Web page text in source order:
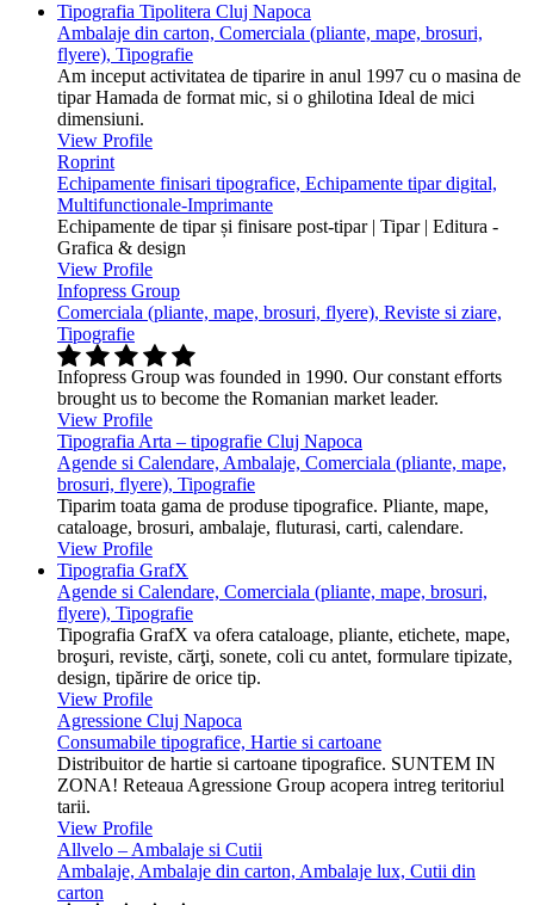
Tipografia Tipolitera Cluj Napoca
Ambalaje din carton, Comerciala (pliante, mape, brosuri,
flyere), Tipografie
Am inceput activitatea de tiparire in anul 1997 cu o masina de
tipar Hamada de format mic, si o ghilotina Ideal de mici
dimensiuni.
View Profile
Roprint
Echipamente finisari tipografice, Echipamente tipar digital,
Multifunctionale-Imprimante
Echipamente de tipar și finisare post-tipar | Tipar | Editura -
Grafica & design
View Profile
Infopress Group
Comerciala (pliante, mape, brosuri, flyere), Reviste si ziare,
Tipografie
Infopress Group was founded in 1990. Our constant efforts
brought us to become the Romanian market leader.
View Profile
Tipografia Arta – tipografie Cluj Napoca
Agende si Calendare, Ambalaje, Comerciala (pliante, mape,
brosuri, flyere), Tipografie
Tiparim toata gama de produse tipografice. Pliante, mape,
cataloage, brosuri, ambalaje, fluturasi, carti, calendare.
View Profile
Tipografia GrafX
Agende si Calendare, Comerciala (pliante, mape, brosuri,
flyere), Tipografie
Tipografia GrafX va ofera cataloage, pliante, etichete, mape,
broşuri, reviste, cărţi, sonete, coli cu antet, formulare tipizate,
design, tipărire de orice tip.
View Profile
Agressione Cluj Napoca
Consumabile tipografice, Hartie si cartoane
Distribuitor de hartie si cartoane tipografice. SUNTEM IN
ZONA! Reteaua Agressione Group acopera intreg teritoriul
tarii.
View Profile
Allvelo – Ambalaje si Cutii
Ambalaje, Ambalaje din carton, Ambalaje lux, Cutii din
carton